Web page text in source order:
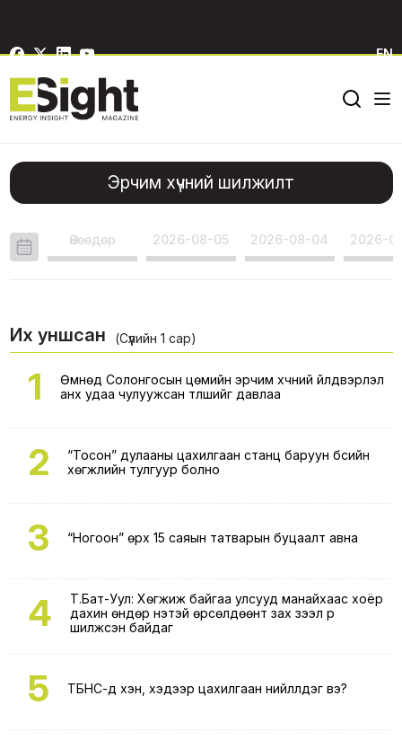
EN
Эрчим хүчний шилжилт
Өнөөдөр 2026-08-05 2026-08-04 2026-
Их уншсан (Сүүлийн 1 сар)
1
Өмнөд Солонгосын цөмийн эрчим хүчний үйлдвэрлэл
анх удаа чулуужсан түлшийг давлаа
2
“Тосон” дулааны цахилгаан станц баруун бүсийн
хөгжлийн тулгуур болно
3 “Ногоон” өрх 15 саяын татварын буцаалт авна
4
Т.Бат-Уул: Хөгжиж байгаа улсууд манайхаас хоёр
дахин өндөр үнэтэй өрсөлдөөнт зах зээл рүү
шилжсэн байдаг
5 ТБНС-д хэн, хэдээр цахилгаан нийлүүлдэг вэ?